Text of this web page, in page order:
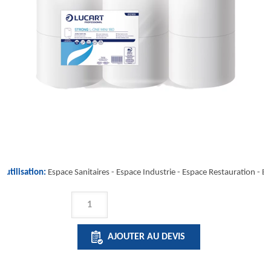
Espace Sanitaires - Espace Industrie- Espace Restauration -
QUANTITÉ
STRONG
AJOUTER AU DEVIS